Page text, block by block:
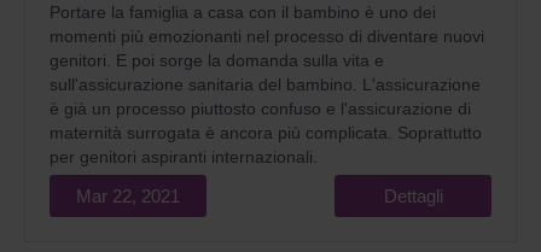
Portare la famiglia a casa con il bambino è uno dei
momenti più emozionanti nel processo di diventare nuovi
genitori. E poi sorge la domanda sulla vita e
sull'assicurazione sanitaria del bambino. L'assicurazione
è già un processo piuttosto confuso e l'assicurazione di
maternità surrogata è ancora più complicata. Soprattutto
per genitori aspiranti internazionali.
Mar 22, 2021 Dettagli